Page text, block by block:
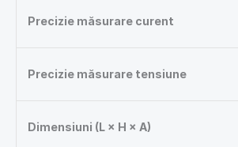
Precizie măsurare curent
Precizie măsurare tensiune
Dimensiuni (L × H × A)